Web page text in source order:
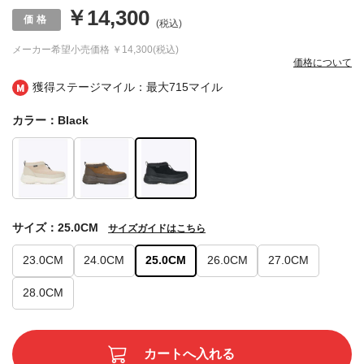
獲得ステージマイル：最大715マイル
メーカー希望小売価格 ￥14,300(税込)
￥14,300 (税込)
価格について
カラー：Black
23.0CM 24.0CM 25.0CM 26.0CM 27.0CM
28.0CM
サイズ：25.0CM サイズガイドはこちら